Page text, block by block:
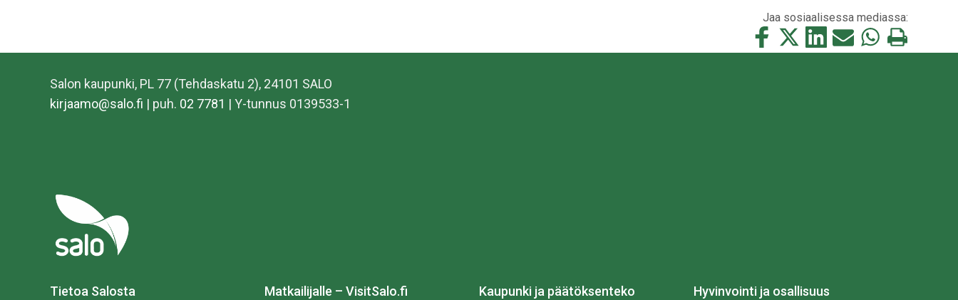
Jaa sosiaalisessa mediassa:
Jaa
tämä
Jaa
tämä
Jaa
tämä
Jaa
tämä
Jaa
tämä
Tulosta
tämä
Salon kaupunki, PL 77 (Tehdaskatu 2), 24101 SALO
kirjaamo@salo.fi | puh. 02 7781 | Y-tunnus 0139533-1
Tietoa Salosta Matkailijalle – VisitSalo.fi Kaupunki ja päätöksenteko Hyvinvointi ja osallisuus